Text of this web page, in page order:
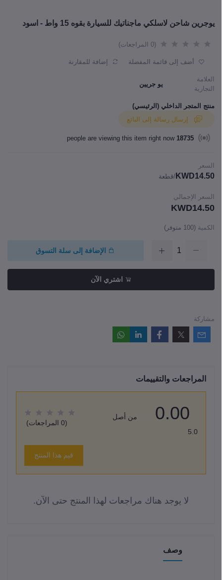
يوجرين شاحن لاسلكي ماجناتيك للسيارة بقوه 15 واط - اسود
(0 المراجعات)
أضف إلى قائمة المفضلة إضافة للمقارنة
العلامة
التجارية
يو جريين
منتج المتجر الداخلي (الرئيسي)
18735
السعر
KWD14.50 /قطعة
السعر الإجمالي
KWD14.50
الكمية (
100 متوفر)
الإضافة إلى سلة التسوق
اشتري الآن
مشاركة
المراجعات والتقييمات
0.00
من أصل
5.0
(0 المراجعات)
قيم هذا المنتج
لا يوجد هناك مراجعات لهذا المنتج حتى الآن.
وصف